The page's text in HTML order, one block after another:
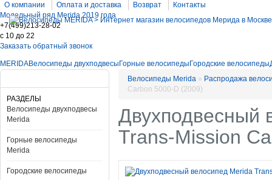
О компании Оплата и доставка Возврат
Контакты
Модельный ряд Merida 2019 года
+7(499)213-28-02
c 10 до 22
Заказать обратный звонок
MERIDAВелосипеды двухподвесы Горные велосипеды Городские велосипеды
РАЗДЕЛЫ
Велосипеды двухподвесы
Merida
Горные велосипеды
Merida
Городские велосипеды
Велосипеды Merida » Распродажа
Carbon 5000-D (2009)
Двухподвесный
Trans-Mission